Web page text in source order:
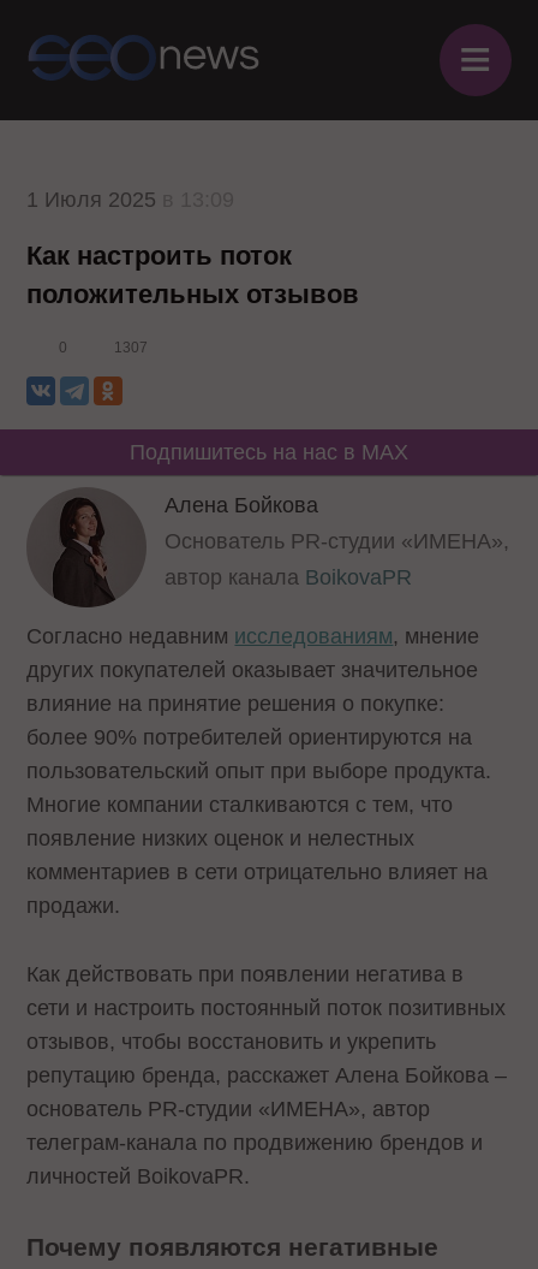
≡
1 Июля 2025
Как настроить поток
положительных отзывов
0 1307
Подпишитесь на нас в MAX
Алена Бойкова
Основатель PR-студии «ИМЕНА»,
автор канала BoikovaPR
Согласно недавним исследованиям, мнение
других покупателей оказывает значительное
влияние на принятие решения о покупке:
более 90% потребителей ориентируются на
пользовательский опыт при выборе продукта.
Многие компании сталкиваются с тем, что
появление низких оценок и нелестных
комментариев в сети отрицательно влияет на
продажи.
Как действовать при появлении негатива в
сети и настроить постоянный поток позитивных
отзывов, чтобы восстановить и укрепить
репутацию бренда, расскажет Алена Бойкова –
основатель PR-студии «ИМЕНА», автор
телеграм-канала по продвижению брендов и
личностей BoikovaPR.
Почему появляются негативные